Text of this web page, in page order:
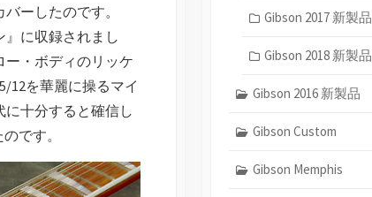
ーしたのです。
』に収録されまし
・ボディのリッケ
12を華麗に操るマイ
十分すると確信し
です。
Gibson 2017 新製品
Gibson 2018 新製品
Gibson 2016 新製品
Gibson Custom
Gibson Memphis